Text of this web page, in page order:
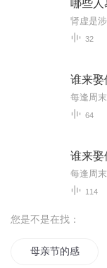
哪些人
32
谁来娶
64
谁来娶
114
您是不是在找：
母亲节的感动